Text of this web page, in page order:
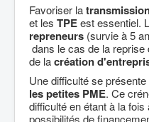
Favoriser la
et les TPEest essentiel.
repreneurs (survie à 5
dans le cas de la
de lacréation
Une difficulté se
les petites PME. Ce
difficulté en étant à la
possibilités de